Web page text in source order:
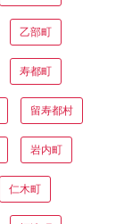
乙部町
寿都町
留寿都村
岩内町
仁木町